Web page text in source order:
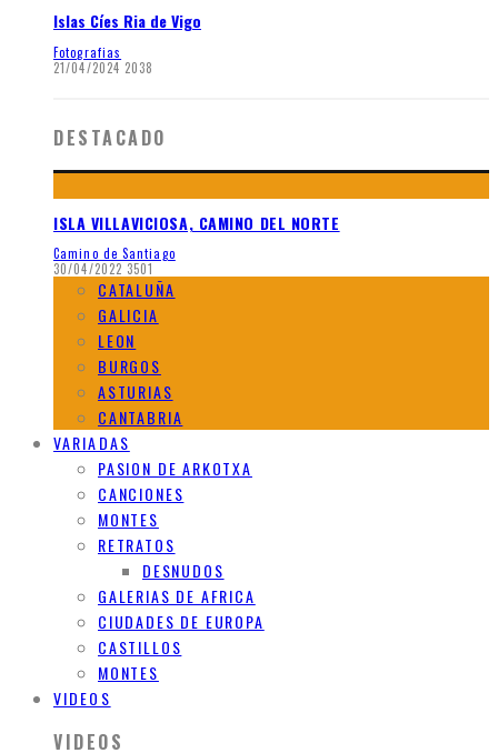
Islas Cíes Ria de Vigo
Fotografias
21/04/2024 2038
DESTACADO
ISLA VILLAVICIOSA, CAMINO DEL NORTE
Camino de Santiago
30/04/2022 3501
CATALUÑA
GALICIA
LEON
BURGOS
ASTURIAS
CANTABRIA
VARIADAS
PASION DE ARKOTXA
CANCIONES
MONTES
RETRATOS
DESNUDOS
GALERIAS DE AFRICA
CIUDADES DE EUROPA
CASTILLOS
MONTES
VIDEOS
VIDEOS